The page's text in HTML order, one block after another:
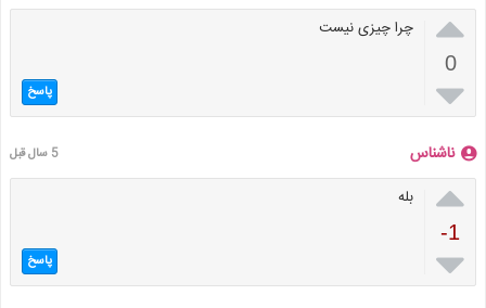

0

چرا چیزی نیست
پاسخ
ناشناس 5 سال قبل

-1

بله
پاسخ